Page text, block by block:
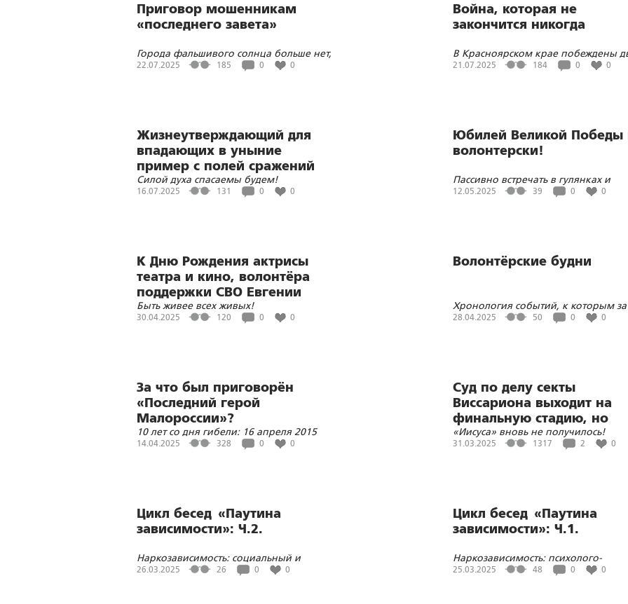
Приговор мошенникам
«последнего завета»
Города фальшивого солнца больше нет,
но сколько их таких по России
22.07.2025 185 0 0
Война, которая не
закончится никогда
В Красноярском крае побеждены
секты за год, по России вопрос не
21.07.2025 184 0 0
Жизнеутверждающий для
впадающих в уныние
пример с полей сражений
на СВО
Силой духа спасаемы будем!
16.07.2025 131 0 0
Юбилей Великой Победы
волонтерски!
Пассивно встречать в гулянках и
застольях – это не про нас
12.05.2025 39 0 0
К Дню Рождения актрисы
театра и кино, волонтёра
поддержки СВО Евгении
Павловой
Быть живее всех живых!
30.04.2025 120 0 0
Волонтёрские будни
Хронология событий, к которым за
период времени причастна
28.04.2025 50 0 0
За что был приговорён
«Последний герой
Малороссии»?
10 лет со дня гибели: 16 апреля 2015
года в Киеве был убит выдающийся
14.04.2025 328 0 0
Суд по делу секты
Виссариона выходит на
финальную стадию, но
экспансию в Россию сект
не остановит
«Иисуса» вновь не получилось!
31.03.2025 1317 2 0
Цикл бесед «Паутина
зависимости»: Ч.2.
Наркозависимость: социальный и
юридический аспекты ...
26.03.2025 26 0 0
Цикл бесед «Паутина
зависимости»: Ч.1.
Наркозависимость: психолого-
психиатрический, духовный и <...>...
25.03.2025 48 0 0